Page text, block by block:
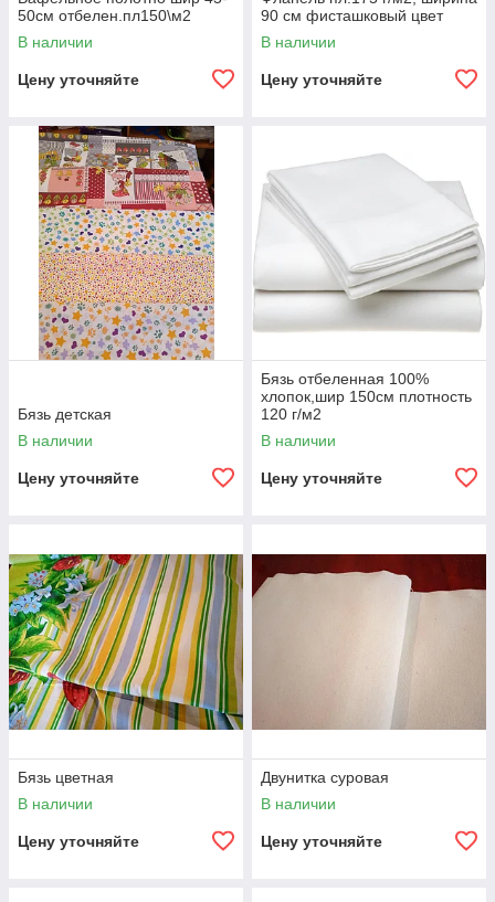
50см отбелен.пл150\м2
В наличии
Цену уточняйте
90 см фисташковый цвет
В наличии
Цену уточняйте
Бязь детская
В наличии
Цену уточняйте
Бязь отбеленная 100%
хлопок,шир 150см плотность
120 г/м2
В наличии
Цену уточняйте
Бязь цветная
В наличии
Цену уточняйте
Двунитка суровая
В наличии
Цену уточняйте